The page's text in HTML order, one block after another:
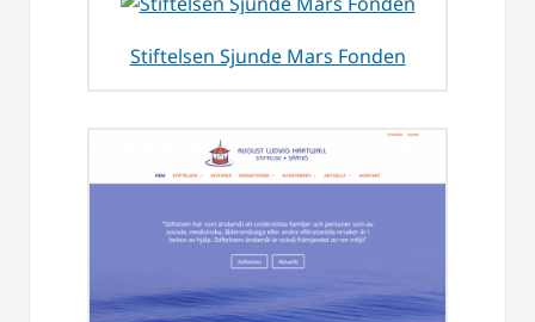
Stiftelsen Sjunde Mars Fonden